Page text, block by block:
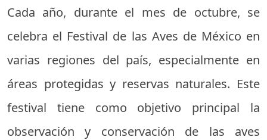
Cada año, durante el mes de octubre, se
celebra el Festival de las Aves de México en
varias regiones del país, especialmente en
áreas protegidas y reservas naturales. Este
festival tiene como objetivo principal la
observación y conservación de las aves